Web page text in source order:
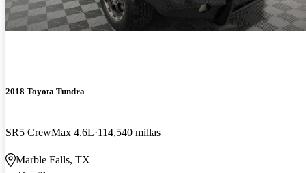
2018 Toyota Tundra
SR5 CrewMax 4.6L 114,540 millas
Marble Falls, TX